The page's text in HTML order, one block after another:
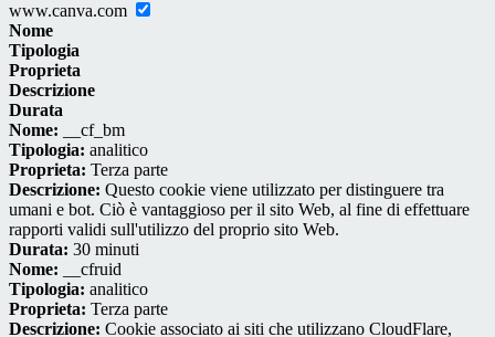
www.canva.com
Nome
Tipologia
Proprieta
Descrizione
Durata
Nome: __cf_bm
Tipologia: analitico
Proprieta: Terza parte
Descrizione: Questo cookie viene utilizzato per distinguere tra
umani e bot. Ciò è vantaggioso per il sito Web, al fine di effettuare
rapporti validi sull'utilizzo del proprio sito Web.
Durata: 30 minuti
Nome: __cfruid
Tipologia: analitico
Proprieta: Terza parte
Descrizione: Cookie associato ai siti che utilizzano CloudFlare,